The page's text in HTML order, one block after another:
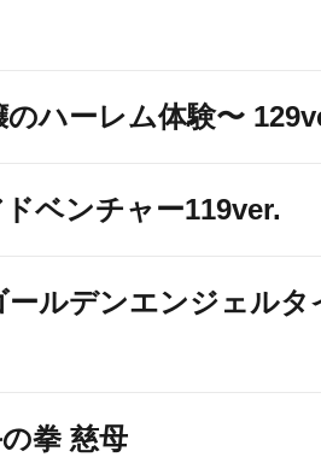
ハーレム体験〜
ベンチャー119ver.
ールデンエンジェルタ
拳 慈母